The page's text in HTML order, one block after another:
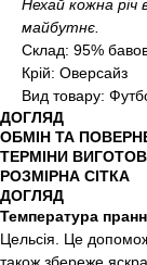
Нехай кожна річ
майбутнє.
Склад: 95%
Крій: Оверсайз
Вид товару:
ДОГЛЯД
ОБМІН ТА
ТЕРМІНИ
РОЗМІРНА СІТКА
ДОГЛЯД
Температура
Цельсія. Це